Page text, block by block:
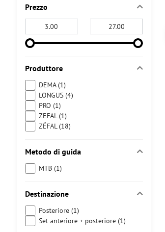
Prezzo
Produttore
DEMA (1)
LONGUS (4)
PRO (1)
ZEFAL (1)
ZÉFAL (18)
Metodo di guida
MTB (1)
Destinazione
Posteriore (1)
Set anteriore + posteriore (1)